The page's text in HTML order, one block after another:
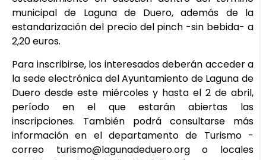
municipal de Laguna de Duero, además de la
estandarización del precio del pinch -sin bebida- a
2,20 euros.
Para inscribirse, los interesados deberán acceder a
la sede electrónica del Ayuntamiento de Laguna de
Duero desde este miércoles y hasta el 2 de abril,
período en el que estarán abiertas las
inscripciones. También podrá consultarse más
información en el departamento de Turismo -
correo turismo@lagunadeduero.org o locales